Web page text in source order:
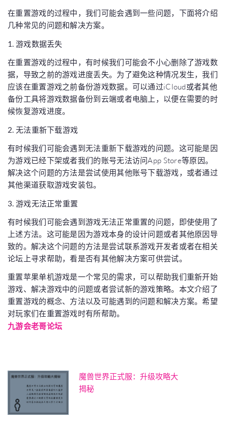
在重置游戏的过程中，我们可能会遇到一些问题，下面将介绍
几种常见的问题和解决方案。
1. 游戏数据丢失
在重置游戏的过程中，有时候我们可能会不小心删除了游戏数
据，导致之前的游戏进度丢失。为了避免这种情况发生，我们
应该在重置游戏之前备份游戏数据。可以通过iCloud或者其他
备份工具将游戏数据备份到云端或者电脑上，以便在需要的时
候恢复游戏进度。
2. 无法重新下载游戏
有时候我们可能会遇到无法重新下载游戏的问题。这可能是因
为游戏已经下架或者我们的账号无法访问App Store等原因。
解决这个问题的方法是尝试使用其他账号下载游戏，或者通过
其他渠道获取游戏安装包。
3. 游戏无法正常重置
有时候我们可能会遇到游戏无法正常重置的问题，即使使用了
上述方法。这可能是因为游戏本身的设计问题或者其他原因导
致的。解决这个问题的方法是尝试联系游戏开发者或者在相关
论坛上寻求帮助，看是否有其他解决方案可供尝试。
重置苹果单机游戏是一个常见的需求，可以帮助我们重新开始
游戏、解决游戏中的问题或者尝试新的游戏策略。本文介绍了
重置游戏的概念、方法以及可能遇到的问题和解决方案。希望
对玩家们在重置游戏时有所帮助。
九游会老哥论坛
魔兽世界正式服：升级攻略大
揭秘